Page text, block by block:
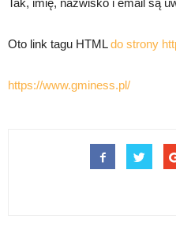
Tak, imię, nazwisko i email są
Oto link tagu HTMLdo strony
https://www.gminess.pl/